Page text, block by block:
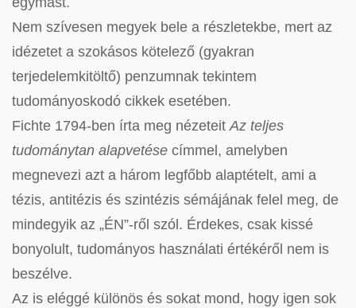
Nem szívesen megyek bele a részletekbe, mert az
idézetet a szokásos kötelező (gyakran
terjedelemkitöltő) penzumnak tekintem
tudományoskodó cikkek esetében.
Fichte 1794-ben írta meg nézeteitAz teljes
tudománytan alapvetése címmel, amelyben
megnevezi azt a három legfőbb alaptételt, ami a
tézis, antitézis és szintézis sémájának felel meg, de
mindegyik az „ÉN”-ről szól. Érdekes, csak kissé
bonyolult, tudományos használati értékéről nem is
beszélve.
Az is eléggé különös és sokat mond, hogy igen sok